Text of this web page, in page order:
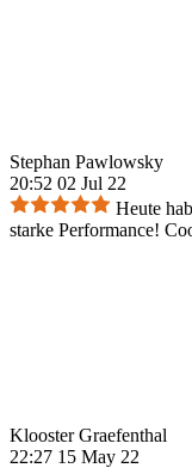
Stephan Pawlowsky
20:52 02 Jul 22
Heute
starke Performance!
Klooster Graefenthal
22:27 15 May 22